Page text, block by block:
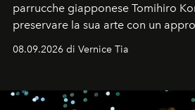
parrucche giapponese Tomihiro
preservare la sua arte con un
08.09.2026 di Vernice Tia